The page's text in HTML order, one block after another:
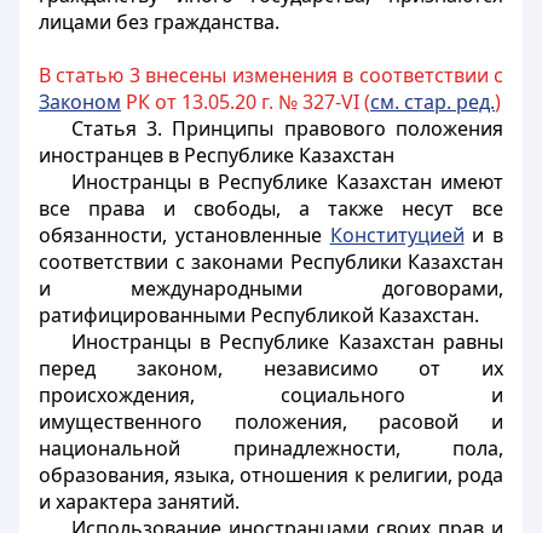
лицами без гражданства.
В статью 3 внесены изменения в соответствии с
Законом РК от 13.05.20 г. № 327-VI (см. стар. ред.)
Статья 3. Принципы правового положения
иностранцев в Республике Казахстан
Иностранцыв Республике Казахстан имеют
все права и свободы, а также несут все
обязанности, установленные Конституцией и в
соответствии с законами Республики Казахстан
и международными договорами,
ратифицированными Республикой Казахстан.
Иностранцыв Республике Казахстан равны
перед законом, независимо от их
происхождения, социального и
имущественного положения, расовой и
национальной принадлежности, пола,
образования, языка, отношения к религии, рода
и характера занятий.